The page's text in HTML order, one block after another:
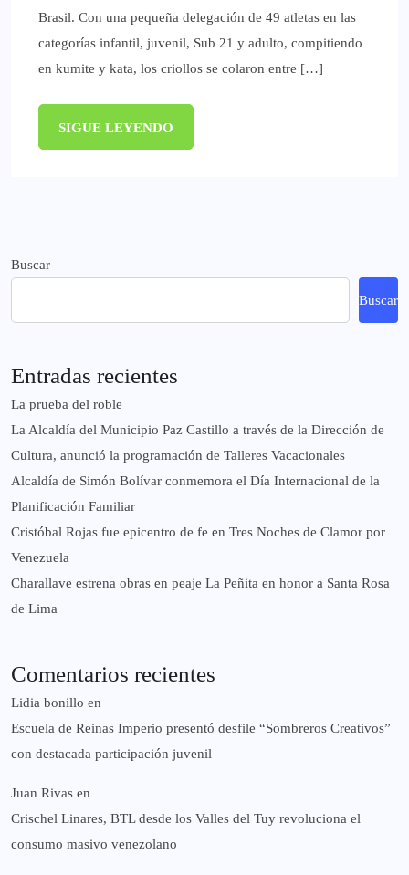
Brasil. Con una pequeña delegación de 49 atletas en las
categorías infantil, juvenil, Sub 21 y adulto, compitiendo
en kumite y kata, los criollos se colaron entre […]
SIGUE LEYENDO
Buscar
Buscar
Entradas recientes
La prueba del roble
La Alcaldía del Municipio Paz Castillo a través de la Dirección de
Cultura, anunció la programación de Talleres Vacacionales
Alcaldía de Simón Bolívar conmemora el Día Internacional de la
Planificación Familiar
Cristóbal Rojas fue epicentro de fe en Tres Noches de Clamor por
Venezuela
Charallave estrena obras en peaje La Peñita en honor a Santa Rosa
de Lima
Comentarios recientes
Lidia bonillo en
Escuela de Reinas Imperio presentó desfile “Sombreros Creativos”
con destacada participación juvenil
Juan Rivas en
Crischel Linares, BTL desde los Valles del Tuy revoluciona el
consumo masivo venezolano